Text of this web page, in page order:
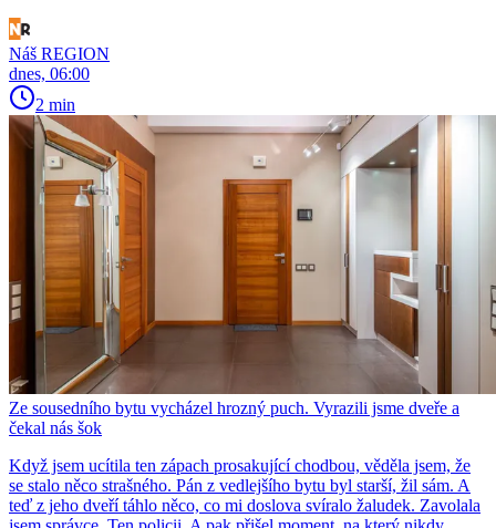
Náš REGION
dnes, 06:00
2 min
Ze sousedního bytu vycházel hrozný puch. Vyrazili jsme dveře a
čekal nás šok
Když jsem ucítila ten zápach prosakující chodbou, věděla jsem, že
se stalo něco strašného. Pán z vedlejšího bytu byl starší, žil sám. A
teď z jeho dveří táhlo něco, co mi doslova svíralo žaludek. Zavolala